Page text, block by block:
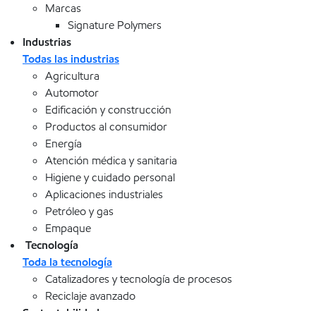
Marcas
Signature Polymers
Industrias
Todas las industrias
Agricultura
Automotor
Edificación y construcción
Productos al consumidor
Energía
Atención médica y sanitaria
Higiene y cuidado personal
Aplicaciones industriales
Petróleo y gas
Empaque
Tecnología
Toda la tecnología
Catalizadores y tecnología de procesos
Reciclaje avanzado